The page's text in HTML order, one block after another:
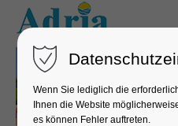
Wenn Sie lediglich die
Ihnen die Website
es können Fehler auftreten.